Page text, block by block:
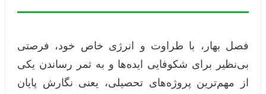
فصل بهار، با طراوت و انرژی خاص خود، فرصتی
بی‌نظیر برای شکوفایی ایده‌ها و به ثمر رساندن یکی
از مهم‌ترین پروژه‌های تحصیلی، یعنی نگارش پایان